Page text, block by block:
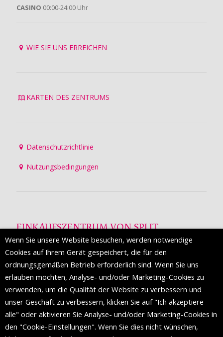
CASINO 00:00-24:00 Uhr
WIE SIE UNS ERREICHEN
KARTEN DES ZENTRUMS
Datenschutzrichtlinie
Nutzungsbedingungen
EINKAUFSZENTRUM VON SPLIT
Die Mall of Split
ist ein prestigeträchtiges Einkaufsziel mit
etwa 200 Einzelhandelsmarken und einer Reihe von
Weltmodemarken, die zum ersten Mal in Split erscheinen.
FOLGEN SIE UNS
Wenn Sie unsere Website besuchen, werden notwendige
Cookies auf Ihrem Gerät gespeichert, die für den
ordnungsgemäßen Betrieb erforderlich sind. Wenn Sie uns
erlauben möchten, Analyse- und/oder Marketing-Cookies zu
verwenden, um die Qualität der Website zu verbessern und
unser Geschäft zu verbessern, klicken Sie auf "Ich akzeptiere
alle" oder aktivieren Sie Analyse- und/oder Marketing-Cookies in
den "Cookie-Einstellungen". Wenn Sie dies nicht wünschen,